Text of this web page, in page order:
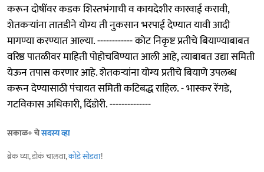
करून दोषींवर कडक शिस्तभंगाची व कायदेशीर कारवाई करावी,
शेतकऱ्यांना तातडीने योग्य ती नुकसान भरपाई देण्यात यावी आदी
मागण्या करण्यात आल्या. ------------ कोट निकृष्ट प्रतीचे बियाण्याबाबत
वरिष्ठ पातळीवर माहिती पोहोचविण्यात आली आहे, त्याबाबत उद्या समिती
येऊन तपास करणार आहे. शेतकऱ्यांना योग्य प्रतीचे बियाणे उपलब्ध
करून देण्यासाठी पंचायत समिती कटिबद्ध राहिल. - भास्कर रेंगडे,
गटविकास अधिकारी, दिंडोरी. --------------
सकाळ+ चेसदस्य व्हा
ब्रेक घ्या, डोकं चालवा,कोडे सोडवा!